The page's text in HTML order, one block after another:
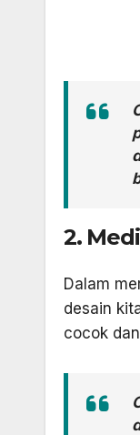
2.
Dalam
desain
cocok